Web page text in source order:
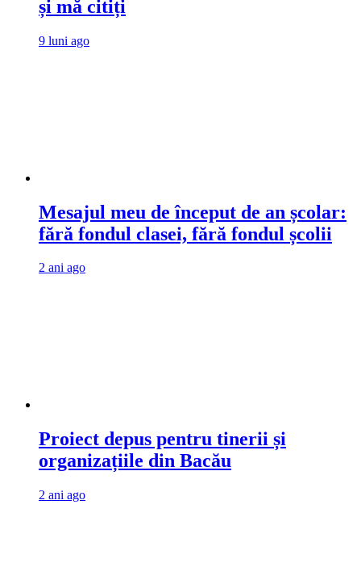
și mă citiți
9 luni ago
Mesajul meu de început de an școlar:
fără fondul clasei, fără fondul școlii
2 ani ago
Proiect depus pentru tinerii și
organizațiile din Bacău
2 ani ago